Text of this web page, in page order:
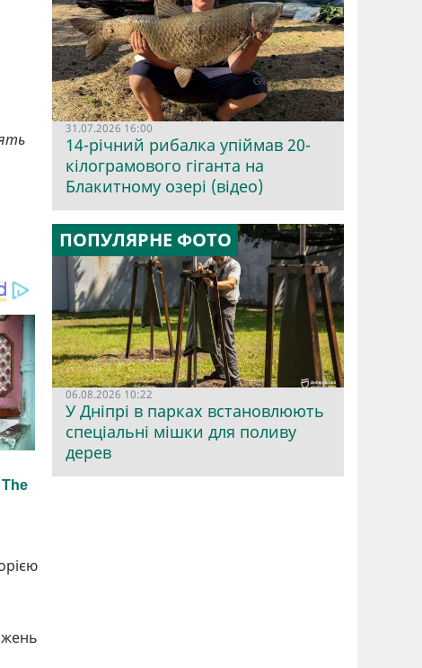
31.07.2026 16:00
14-річний рибалка упіймав 20-
кілограмового гіганта на
Блакитному озері (відео)
ПОПУЛЯРНЕ ФОТО
06.08.2026 10:22
У Дніпрі в парках встановлюють
спеціальні мішки для поливу
дерев